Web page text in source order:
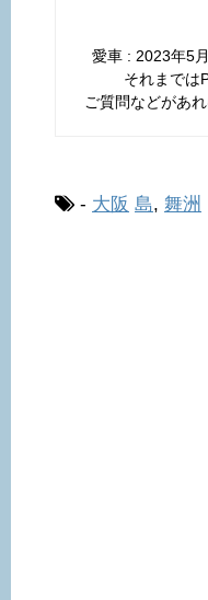
愛車 : 2023年5
それまでは
ご質問などがあ
- 大阪 島, 舞洲